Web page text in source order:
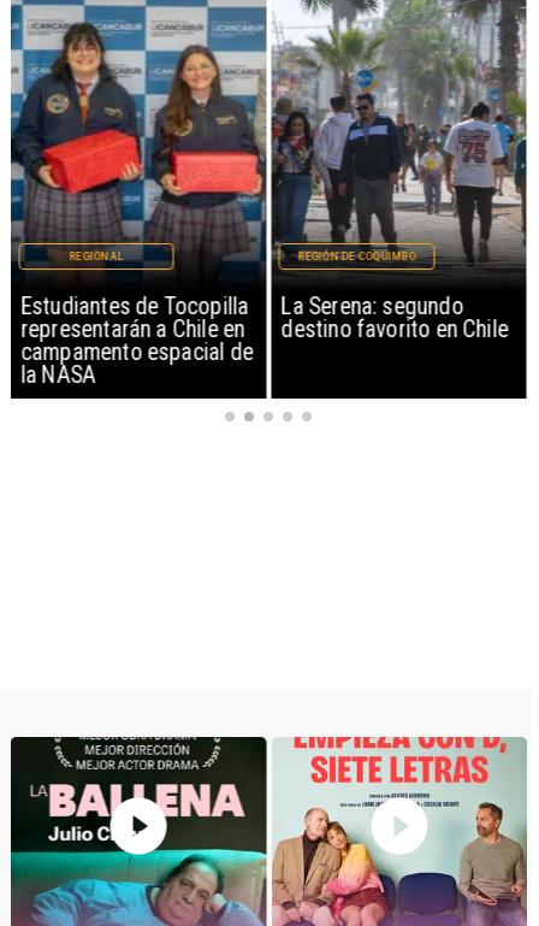
Estudiantes de Tocopilla
representarán a Chile en
campamento espacial de
la NASA
REGIONAL
La Serena: segundo
destino favorito en Chile
REGIÓN DE COQUIMBO